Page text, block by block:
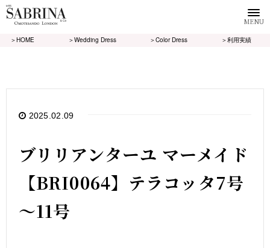
MENU
＞HOME ＞Wedding Dress ＞Color Dress ＞利用実績
2025.02.09
ブリリアンターユ マーメイド
【BRI0064】テラコッタ7号
～11号